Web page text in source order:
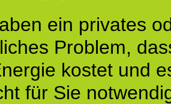
ein privates
Problem,
kostet und
für Sie